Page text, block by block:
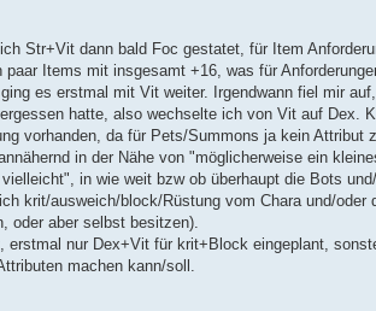
Str+Vit dann bald Foc gestatet, für Item
paar Items mit insgesamt +16, was für
es erstmal mit Vit weiter. Irgendwann fiel mir
hatte, also wechselte ich von Vit auf Dex.
vorhanden, da für Pets/Summons ja kein Attribut
in der Nähe von "möglicherweise ein
in wie weit bzw ob überhaupt die Bots
krit/ausweich/block/Rüstung vom Chara und/oder
oder aber selbst besitzen).
erstmal nur Dex+Vit für krit+Block eingeplant,
machen kann/soll.